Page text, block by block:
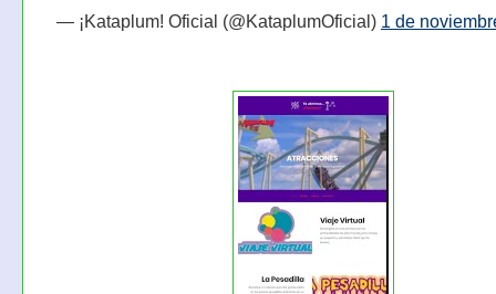
— ¡Kataplum! Oficial (@KataplumOficial) 1 de